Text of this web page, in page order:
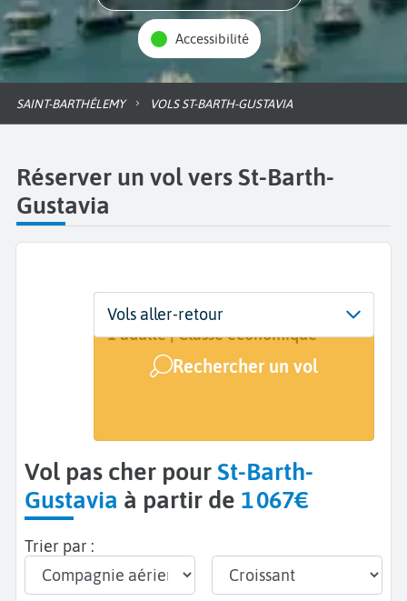
Accessibilité
SAINT-BARTHÉLEMY VOLS ST-BARTH-GUSTAVIA
Réserver un vol vers St-Barth-
Gustavia
Départ
De...
Dates
Dates de votre voyage
Voyageurs | Classe
1 adulte | Classe économique
Rechercher un vol
Vols aller-retour
Vol pas cher pourSt-Barth-
Gustavia à partir de 1 067€
Trier par :